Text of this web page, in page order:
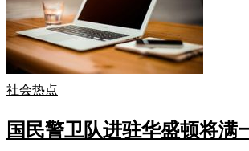
社会热点
国民警卫队进驻华盛顿将满